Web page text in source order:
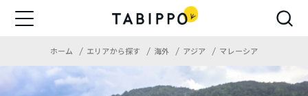
ホーム エリアから探す 海外 アジア マレーシア